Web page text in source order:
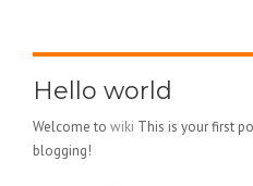
Hello world
Welcome to wiki This is your first
blogging!